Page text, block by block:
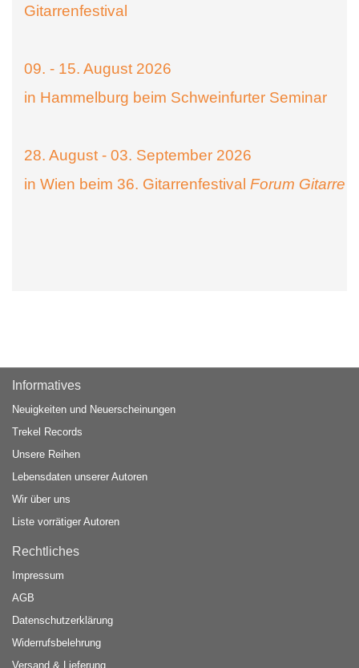
Gitarrenfestival
09. - 15. August 2026
in Hammelburg beim Schweinfurter Seminar
28. August - 03. September 2026
in Wien beim 36. Gitarrenfestival Forum Gitarre
Informatives
Neuigkeiten und Neuerscheinungen
Trekel Records
Unsere Reihen
Lebensdaten unserer Autoren
Wir über uns
Liste vorrätiger Autoren
Rechtliches
Impressum
AGB
Datenschutzerklärung
Widerrufsbelehrung
Versand & Lieferung